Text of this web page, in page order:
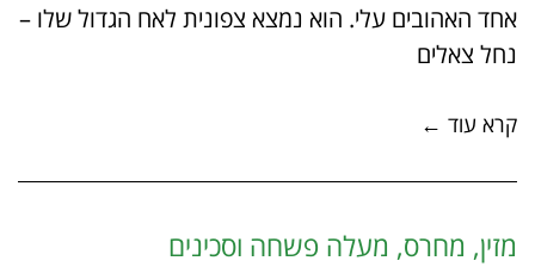
אחד האהובים עלי. הוא נמצא צפונית לאח הגדול שלו –
נחל צאלים
קרא עוד ←
מזין, מחרס, מעלה פשחה וסכינים